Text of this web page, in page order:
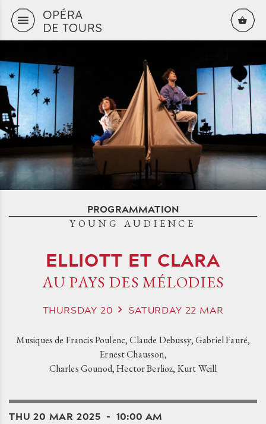
PROGRAMMATION
YOUNG AUDIENCE
ELLIOTT ET CLARA
AU PAYS DES MÉLODIES
THURSDAY 20 SATURDAY 22 MAR
Musiques de Francis Poulenc, Claude Debussy, Gabriel Fauré,
Ernest Chausson,
Charles Gounod, Hector Berlioz, Kurt Weill
THU 20 MAR 2025 10:00 AM